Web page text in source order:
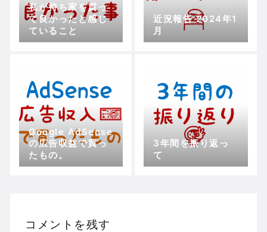
私が持ち家を買っ
て良かったと感じ
ていること
近況報告 2024年1
月
Google AdSense
の広告収益で買っ
たもの。
3年間を振り返っ
て
コメントを残す